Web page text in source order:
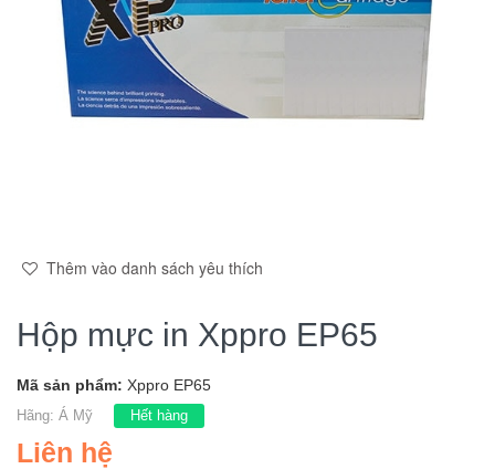
Thêm vào danh sách yêu thích
Hộp mực in Xppro EP65
Mã sản phẩm: Xppro EP65
Hãng: Á Mỹ Hết hàng
Liên hệ